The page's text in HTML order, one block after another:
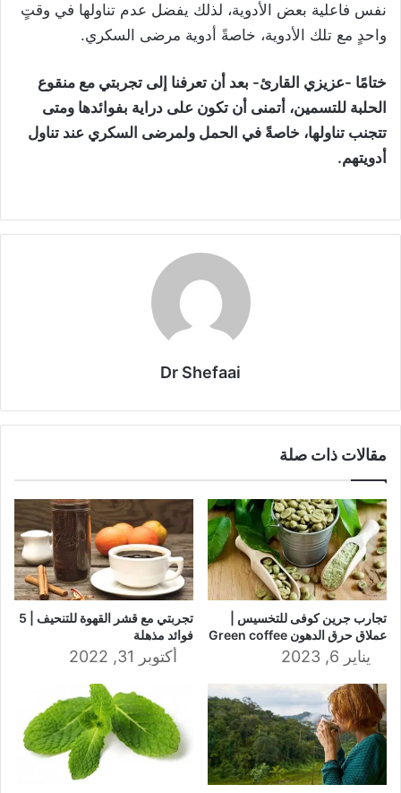
نفس فاعلية بعض الأدوية، لذلك يفضل عدم تناولها في وقتٍ
واحدٍ مع تلك الأدوية، خاصةً أدوية مرضى السكري.
ختامًا -عزيزي القارئ- بعد أن تعرفنا إلى تجربتي مع منقوع
الحلبة للتسمين، أتمنى أن تكون على دراية بفوائدها ومتى
تتجنب تناولها، خاصةً في الحمل ولمرضى السكري عند تناول
أدويتهم.
Dr Shefaai
مقالات ذات صلة
تجارب جرين كوفى للتخسيس |
عملاق حرق الدهون Green coffee
يناير 6, 2023
تجربتي مع قشر القهوة للتنحيف | 5
فوائد مذهلة
أكتوبر 31, 2022